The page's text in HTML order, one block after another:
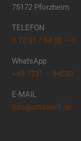
75172 Pforzheim
TELEFON
0 72 31 / 94 03 – 0
WhatsApp
+49 7231 – 94030
E-MAIL
info@ottowolf.de